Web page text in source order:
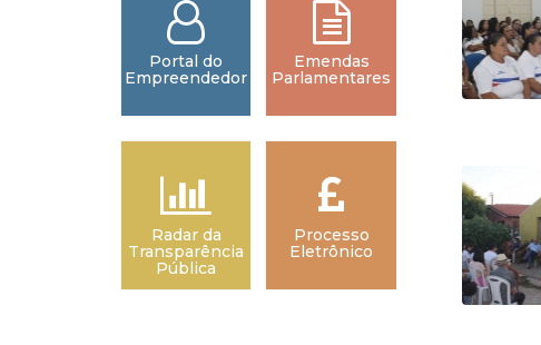
Portal do
Empreendedor
Emendas
Parlamentares
Radar da
Transparência
Pública
Processo
Eletrônico